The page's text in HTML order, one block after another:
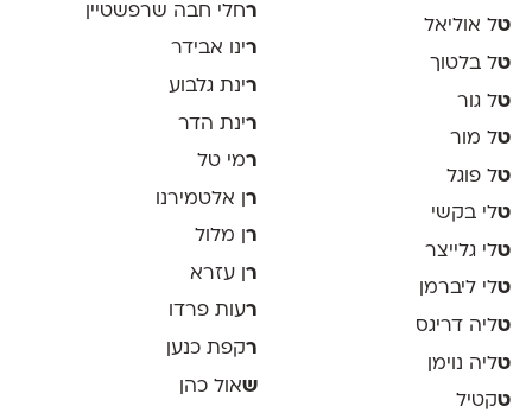
טל אוליאל
טל בלטוך
טל גור
טל מור
טל פוגל
טלי בקשי
טלי גלייצר
טלי ליברמן
טליה דריגס
טליה נוימן
טקטיל
רחלי חבה שרפשטיין
רינו אבידר
רינת גלבוע
רינת הדר
רמי טל
ר ן אלטמירנו
ר ן מלול
ר ן עזרא
רעות פרדו
רקפת כנען
שאול כהן